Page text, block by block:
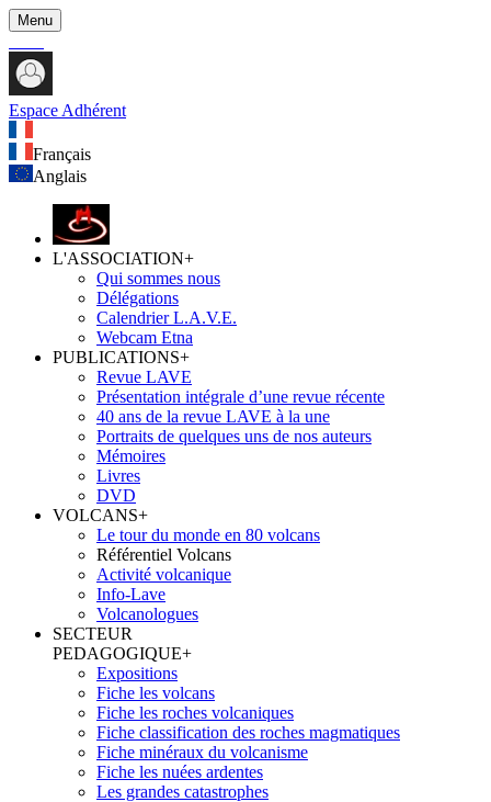
Menu
Espace Adhérent
Français
Anglais
L'ASSOCIATION+
Qui sommes nous
Délégations
Calendrier L.A.V.E.
Webcam Etna
PUBLICATIONS+
Revue LAVE
Présentation intégrale d’une revue récente
40 ans de la revue LAVE à la une
Portraits de quelques uns de nos auteurs
Mémoires
Livres
DVD
VOLCANS+
Le tour du monde en 80 volcans
Référentiel Volcans
Activité volcanique
Info-Lave
Volcanologues
SECTEUR
PEDAGOGIQUE+
Expositions
Fiche les volcans
Fiche les roches volcaniques
Fiche classification des roches magmatiques
Fiche minéraux du volcanisme
Fiche les nuées ardentes
Les grandes catastrophes